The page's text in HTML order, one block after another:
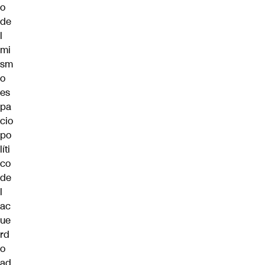
o
de
l
mi
sm
o
es
pa
cio
po
líti
co
de
l
ac
ue
rd
o